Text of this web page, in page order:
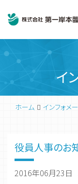
イ
ホーム インフォメ
役員人事のお
2016年06月23日